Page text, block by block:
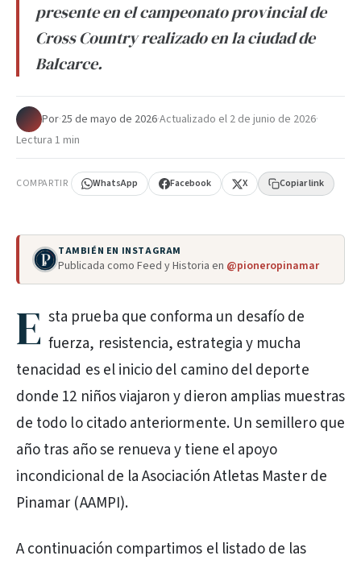
presente en el campeonato provincial de
Cross Country realizado en la ciudad de
Balcarce.
Por·25 de mayo de 2026·Actualizado el 2 de junio de 2026·
Lectura 1 min
COMPARTIR WhatsApp Facebook X Copiar link
TAMBIÉN EN INSTAGRAM
Publicada como Feed y Historia en @pioneropinamar
E sta prueba que conforma un desafío de
fuerza, resistencia, estrategia y mucha
tenacidad es el inicio del camino del deporte
donde 12 niños viajaron y dieron amplias muestras
de todo lo citado anteriormente. Un semillero que
año tras año se renueva y tiene el apoyo
incondicional de la Asociación Atletas Master de
Pinamar (AAMPI).
A continuación compartimos el listado de las